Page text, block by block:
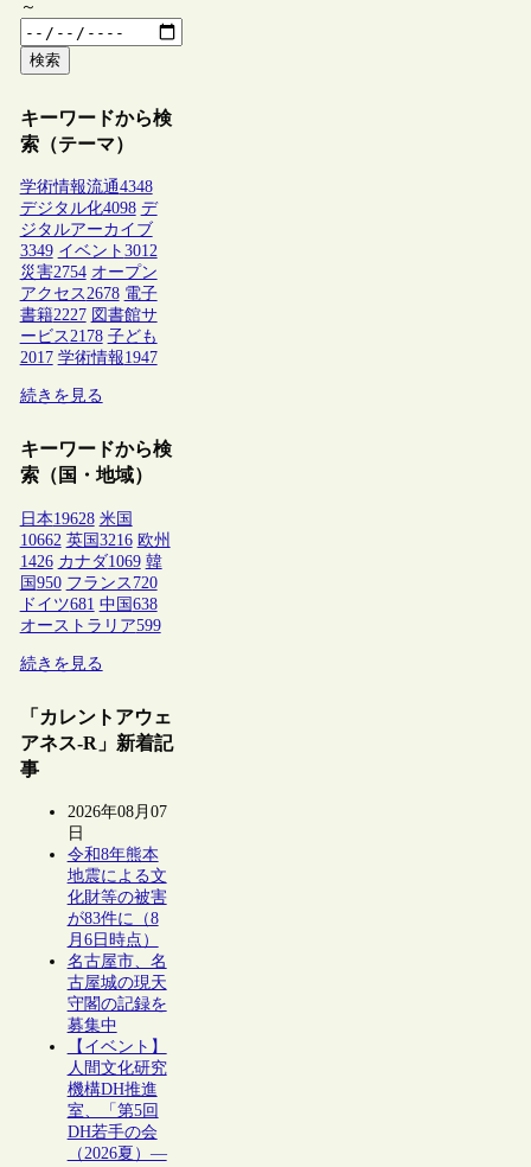
～
検索
キーワードから検
索（テーマ）
学術情報流通4348
デジタル化4098 デ
ジタルアーカイブ
3349 イベント 3012
災害2754 オープン
アクセス2678 電子
書籍2227 図書館サ
ービス2178 子ども
2017 学術情報1947
続きを見る
キーワードから検
索（国・地域）
日本19628 米国
10662 英国3216 欧州
1426 カナダ1069 韓
国950 フランス 720
ドイツ681 中国638
オーストラリア599
続きを見る
「カレントアウェ
アネス-R」新着記
事
2026年08月07
日
令和8年熊本
地震による文
化財等の被害
が83件に（8
月6日時点）
名古屋市、名
古屋城の現天
守閣の記録を
募集中
【イベント】
人間文化研究
機構DH推進
室、「第5回
DH若手の会
（2026夏）―